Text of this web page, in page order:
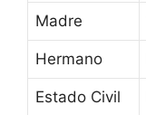
Madre
Hermano
Estado Civil